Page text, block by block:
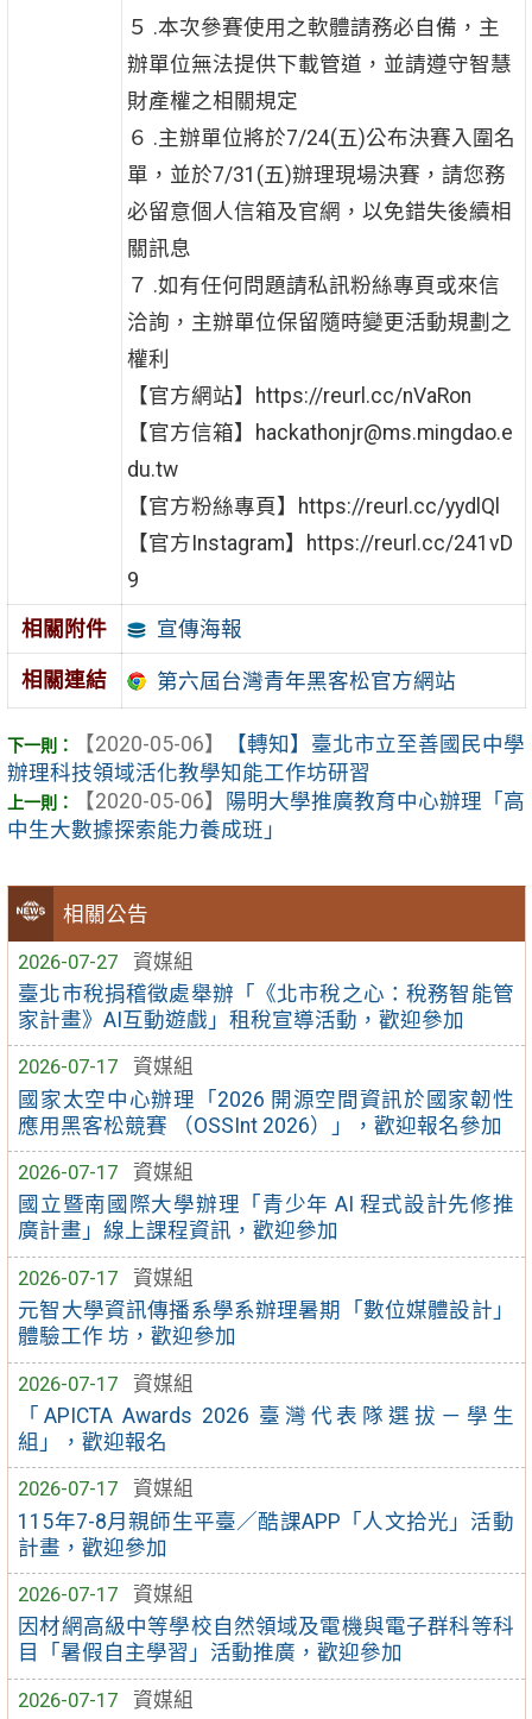
相關公告
2026-07-27
資媒組
臺北市稅捐稽徵處舉辦「《北市稅之心：稅務智能管
家計畫》AI互動遊戲」租稅宣導活動，歡迎參加
2026-07-17
資媒組
國家太空中心辦理「2026 開源空間資訊於國家韌性
應用黑客松競賽 （OSSInt 2026）」，歡迎報名參加
2026-07-17
資媒組
國立暨南國際大學辦理「青少年 AI 程式設計先修推
廣計畫」線上課程資訊，歡迎參加
2026-07-17
資媒組
元智大學資訊傳播系學系辦理暑期「數位媒體設計」
體驗工作 坊，歡迎參加
2026-07-17
資媒組
「APICTA Awards 2026 臺灣代表隊選拔－學生
組」，歡迎報名
2026-07-17
資媒組
115年7-8月親師生平臺／酷課APP「人文拾光」活動
計畫，歡迎參加
2026-07-17
資媒組
因材網高級中等學校自然領域及電機與電子群科等科
目「暑假自主學習」活動推廣，歡迎參加
2026-07-17
資媒組
５ .本次參賽使用之軟體請務必自備，主
辦單位無法提供下載管道，並請遵守智慧
財產權之相關規定
６ .主辦單位將於7/24(五)公布決賽入圍名
單，並於7/31(五)辦理現場決賽，請您務
必留意個人信箱及官網，以免錯失後續相
關訊息
７ .如有任何問題請私訊粉絲專頁或來信
洽詢，主辦單位保留隨時變更活動規劃之
權利
【官方網站】https://reurl.cc/nVaRon
【官方信箱】hackathonjr@ms.mingdao.e
du.tw
【官方粉絲專頁】https://reurl.cc/yydlQl
【官方Instagram】https://reurl.cc/241vD
9
相關附件 宣傳海報
相關連結 第六屆台灣青年黑客松官方網站
【2020-05-06】
【轉知】臺北市立至善國民中學
辦理科技領域活化教學知能工作坊研習
【2020-05-06】
陽明大學推廣教育中心辦理「高
中生大數據探索能力養成班」